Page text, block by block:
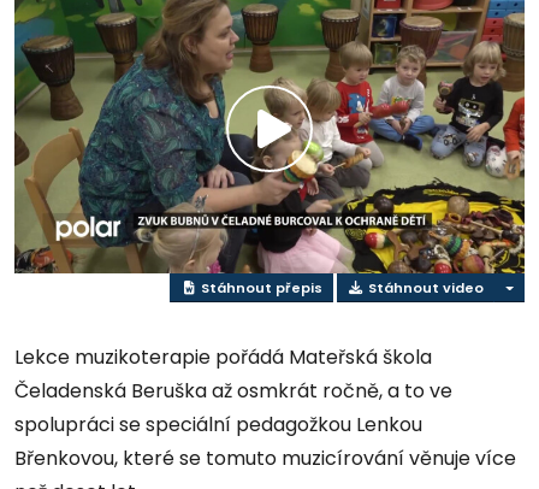
Přehrát
video
Stáhnout přepis Stáhnout video
Lekce muzikoterapie pořádá Mateřská škola
Čeladenská Beruška až osmkrát ročně, a to ve
spolupráci se speciální pedagožkou Lenkou
Břenkovou, které se tomuto muzicírování věnuje více